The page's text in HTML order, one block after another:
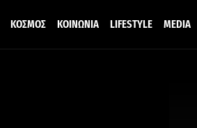
ΚΟΣΜΟΣ ΚΟΙΝΩΝΙΑ LIFESTYLE MEDIA